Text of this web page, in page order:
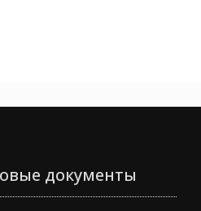
документы